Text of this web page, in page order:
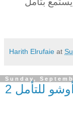
Harith Elrufaie at
Sunday,
للتأمل 2